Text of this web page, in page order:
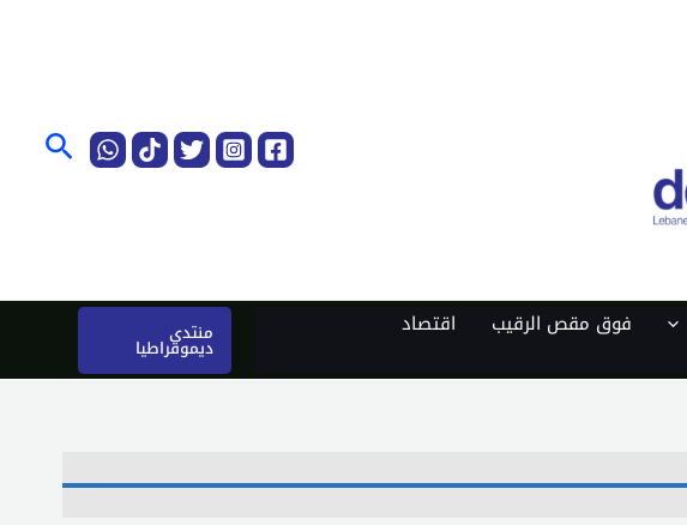
فوق مقص الرقيب
اقتصاد
منتدى
ديموقراطيا